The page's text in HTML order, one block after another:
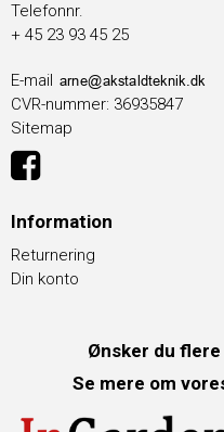
Telefonnr.
+ 45 23 93 45 25
E-mail
CVR-nummer: 36935847
Sitemap
Information
Returnering
Din konto
Ønsker du
Se mere om